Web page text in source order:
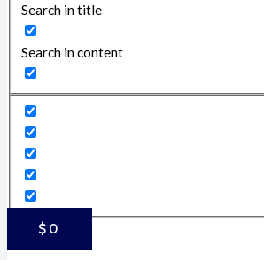
Search in title
Search in content
$ 0